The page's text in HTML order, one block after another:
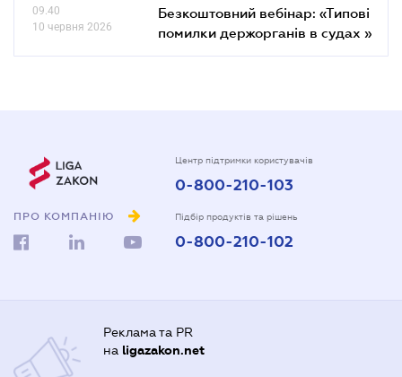
09.40
10 червня 2026
Безкоштовний вебінар: «Типові
помилки держорганів в судах »
ПРО КОМПАНІЮ
Центр підтримки користувачів
0-800-210-103
Підбір продуктів та рішень
0-800-210-102
Реклама та PR
на ligazakon.net